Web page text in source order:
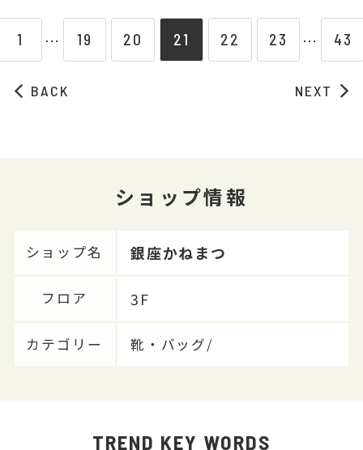
BACK
1 ⋯ 19 20 21 22 23 ⋯ 43
NEXT
ショップ情報
ショップ名 銀座かねまつ
フロア 3F
カテゴリー 靴・バッグ/
TREND KEY WORDS